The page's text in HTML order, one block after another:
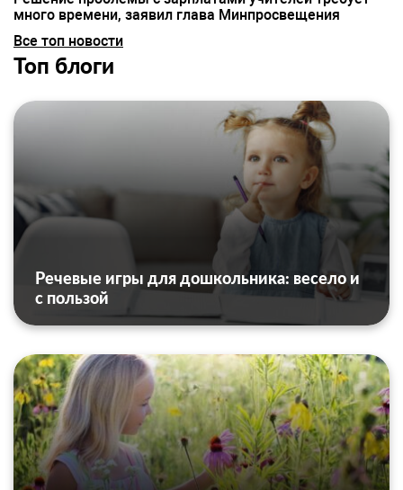
много времени, заявил глава Минпросвещения
Все топ новости
Топ блоги
Речевые игры для дошкольника: весело и
с пользой